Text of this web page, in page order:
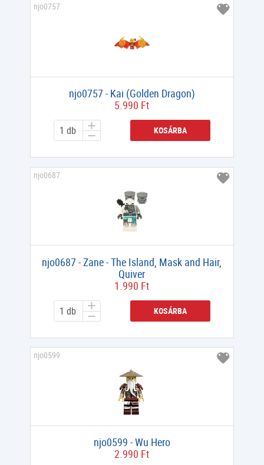
njo0757 - Kai (Golden Dragon)
5.990 Ft
KOSÁRBA
njo0757
njo0687 - Zane - The Island, Mask and Hair,
Quiver
1.990 Ft
KOSÁRBA
njo0687
njo0599 - Wu Hero
2.990 Ft
njo0599